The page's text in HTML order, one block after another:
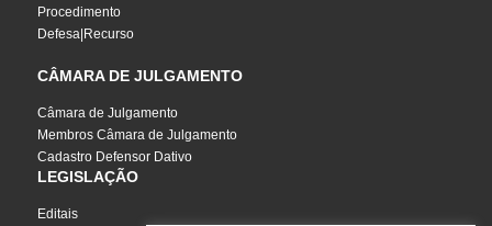
Procedimento
Defesa|Recurso
CÂMARA DE JULGAMENTO
Câmara de Julgamento
Membros Câmara de Julgamento
Cadastro Defensor Dativo
LEGISLAÇÃO
Editais